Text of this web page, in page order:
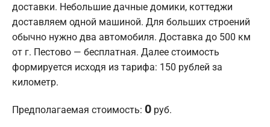
доставки. Небольшие дачные домики, коттеджи
доставляем одной машиной. Для больших строений
обычно нужно два автомобиля. Доставка до 500 км
от г. Пестово — бесплатная. Далее стоимость
формируется исходя из тарифа: 150 рублей за
километр.
Предполагаемая стоимость: 0 руб.